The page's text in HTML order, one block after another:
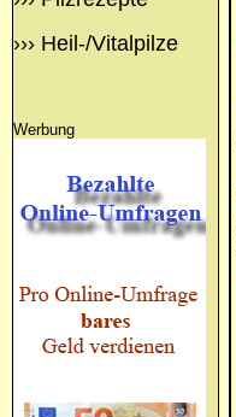
››› Heil-/Vitalpilze
Werbung